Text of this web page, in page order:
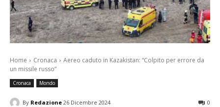
Home Cronaca
Aereo caduto in Kazakistan: “Colpito per errore da
un missile russo”
Cronaca Mondo
By Redazione 26 Dicembre 2024 0